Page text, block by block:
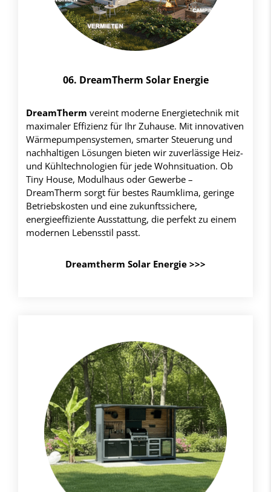
06. DreamTherm Solar Energie
DreamTherm vereint moderne Energietechnik mit
maximaler Effizienz für Ihr Zuhause. Mit innovativen
Wärmepumpensystemen, smarter Steuerung und
nachhaltigen Lösungen bieten wir zuverlässige Heiz-
und Kühltechnologien für jede Wohnsituation. Ob
Tiny House, Modulhaus oder Gewerbe –
DreamTherm sorgt für bestes Raumklima, geringe
Betriebskosten und eine zukunftssichere,
energieeffiziente Ausstattung, die perfekt zu einem
modernen Lebensstil passt.
Dreamtherm Solar Energie >>>